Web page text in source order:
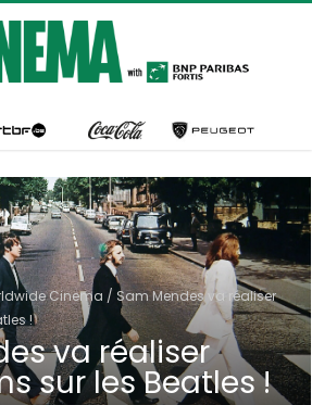
Cinema / Sam Mendes va réaliser
!
va réaliser
sur les Beatles !